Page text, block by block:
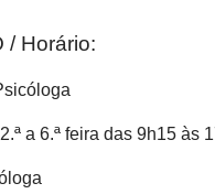
/ Horário:
a 6.ª feira das 9h15 às